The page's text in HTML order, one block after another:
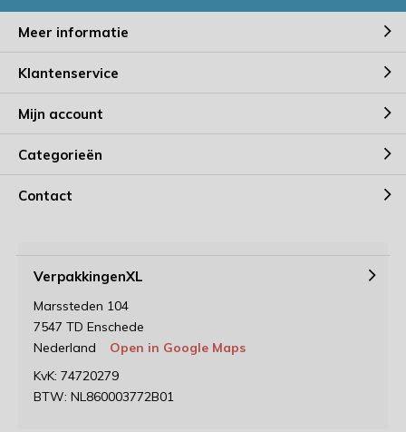
Meer informatie
Klantenservice
Mijn account
Categorieën
Contact
VerpakkingenXL
Marssteden 104
7547 TD Enschede
Nederland
Open in Google Maps
KvK: 74720279
BTW: NL860003772B01